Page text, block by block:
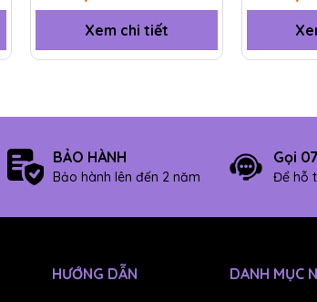
nhám (giấy ráp) như nhám tờ Matador, nhám
Xem chi tiết
BẢO HÀNH
Bảo hành lên đến 2 năm
Gọi
Để hỗ
HƯỚNG DẪN DANH MỤC